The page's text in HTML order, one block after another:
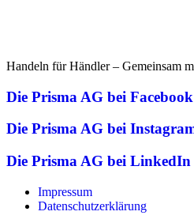
Handeln für Händler – Gemeinsam
Die Prisma AG bei Facebook
Die Prisma AG bei
Die Prisma AG bei LinkedIn
Impressum
Datenschutzerklärung